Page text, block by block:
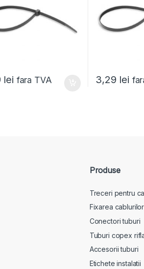
lei fara TVA 3,29 lei
Produse
Treceri pentru
Fixarea cablurilor
Conectori tuburi
Tuburi copex
Accesorii tuburi
Etichete instalatii